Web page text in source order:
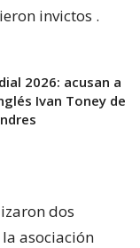
invictos .
2026: acusan a
Ivan Toney de
dos
asociación